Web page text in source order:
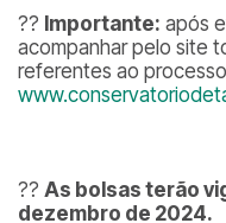
?? Importante: após
acompanhar pelo site
referentes ao
?? As bolsas terão
dezembro de 2024.